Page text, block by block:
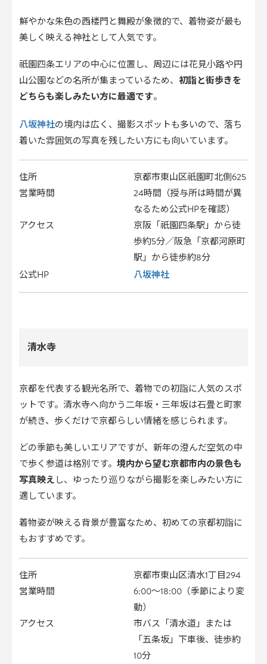
鮮やかな朱色の西楼門と舞殿が象徴的で、着物姿が最も
美しく映える神社として人気です。
祇園四条エリアの中心に位置し、周辺には花見小路や円
山公園などの名所が集まっているため、 初詣と街歩きを
どちらも楽しみたい方に最適です。
八坂神社の境内は広く、撮影スポットも多いので、落ち
着いた雰囲気の写真を残したい方にも向いています。
住所
京都市東山区祇園町北側625
営業時間
24時間（授与所は時間が異
なるため公式HPを確認）
アクセス
京阪「祇園四条駅」から徒
歩約5分／阪急「京都河原町
駅」から徒歩約8分
公式HP
八坂神社
清水寺
京都を代表する観光名所で、着物での初詣に人気のスポ
ットです。清水寺へ向かう二年坂・三年坂は石畳と町家
が続き、歩くだけで京都らしい情緒を感じられます。
どの季節も美しいエリアですが、新年の澄んだ空気の中
で歩く参道は格別です。 境内から望む京都市内の景色も
写真映えし、ゆったり巡りながら撮影を楽しみたい方に
適しています。
着物姿が映える背景が豊富なため、初めての京都初詣に
もおすすめです。
住所
京都市東山区清水1丁目294
営業時間
6:00〜18:00（季節により変
動）
アクセス
市バス「清水道」または
「五条坂」下車後、徒歩約
10分